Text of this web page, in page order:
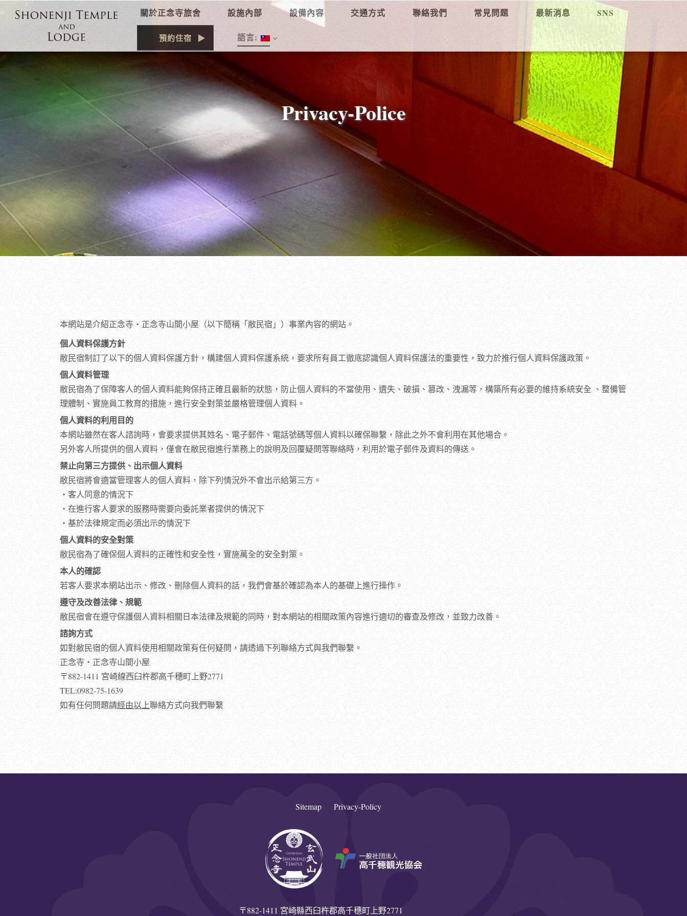
關於正念寺旅舍 設施內部 設備內容 交通方式 聯絡我們 常見問題 最新消息 SNS
預約住宿 語言:
Privacy-Police
本網站是介紹正念寺・正念寺山間小屋（以下簡稱「敝民宿」）事業內容的網站。
個人資料保護方針
敝民宿制訂了以下的個人資料保護方針，構建個人資料保護系統，要求所有員工徹底認識個人資料保護法的重要性，致力於推行個人資料保護政策。
個人資料管理
敝民宿為了保障客人的個人資料能夠保持正確且最新的狀態，防止個人資料的不當使用、遺失、破損、篡改、洩漏等，構築所有必要的維持系統安全 、整備管
理體制、實施員工教育的措施，進行安全對策並嚴格管理個人資料。
個人資料的利用目的
本網站雖然在客人諮詢時，會要求提供其姓名、電子郵件、電話號碼等個人資料以確保聯繫，除此之外不會利用在其他場合。
另外客人所提供的個人資料，僅會在敝民宿進行業務上的說明及回覆疑問等聯絡時，利用於電子郵件及資料的傳送。
禁止向第三方提供、出示個人資料
敝民宿將會適當管理客人的個人資料，除下列情況外不會出示給第三方。
・客人同意的情況下
・在進行客人要求的服務時需要向委託業者提供的情況下
・基於法律規定而必須出示的情況下
個人資料的安全對策
敝民宿為了確保個人資料的正確性和安全性，實施萬全的安全對策。
本人的確認
若客人要求本網站出示、修改、刪除個人資料的話，我們會基於確認為本人的基礎上進行操作。
遵守及改善法律、規範
敝民宿會在遵守保護個人資料相關日本法律及規範的同時，對本網站的相關政策內容進行適切的審查及修改，並致力改善。
諮詢方式
如對敝民宿的個人資料使用相關政策有任何疑問，請透過下列聯絡方式與我們聯繫。
正念寺・正念寺山間小屋
〒882-1411 宮崎線西臼杵郡高千穗町上野2771
TEL:0982-75-1639
如有任何問題請經由以上聯絡方式向我們聯繫
Sitemap Privacy-Policy
〒882-1411 宮崎縣西臼杵郡高千穗町上野2771